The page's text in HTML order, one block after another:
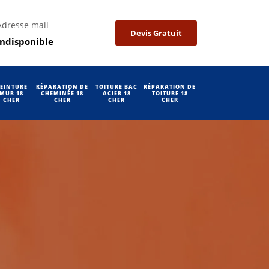
mail
Devis Gratuit
MUR 18
CHER
RÉPARATION DE
CHEMINÉE 18
CHER
TOITURE BAC
ACIER 18
CHER
RÉPARATION DE
TOITURE 18
CHER